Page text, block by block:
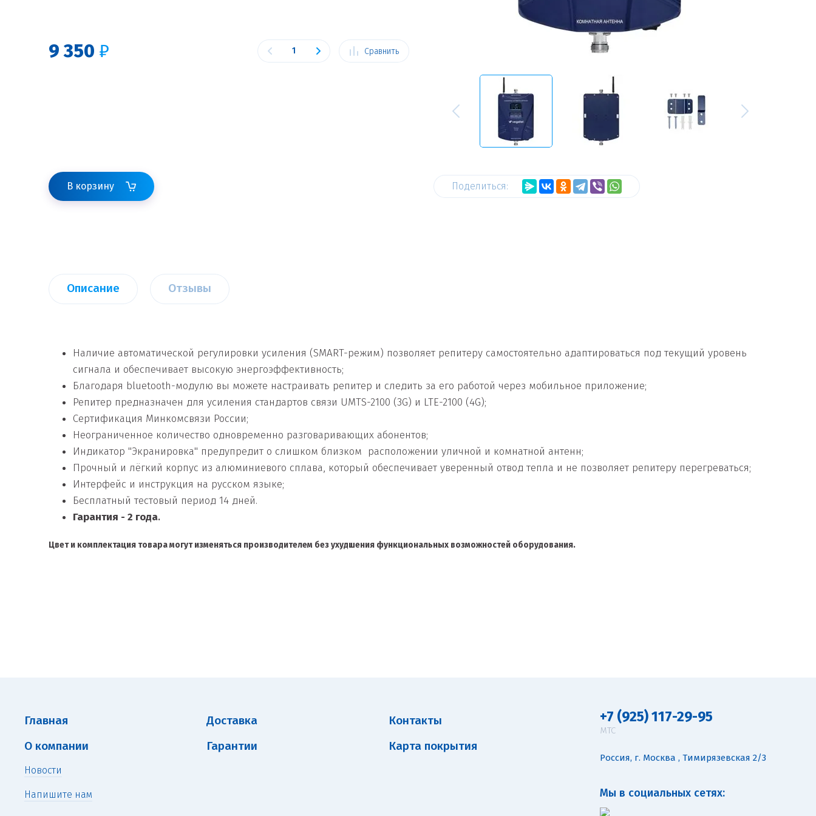
9 350 ₽ Сравнить
В корзину Поделиться:
Описание Отзывы
Наличие автоматической регулировки усиления (SMART-режим) позволяет репитеру самостоятельно адаптироваться под текущий уровень
сигнала и обеспечивает высокую энергоэффективность;
Благодаря bluetooth-модулю вы можете настраивать репитер и следить за его работой через мобильное приложение;
Репитер предназначен для усиления стандартов связи UMTS-2100 (3G) и LTE-2100 (4G);
Сертификация Минкомсвязи России;
Неограниченное количество одновременно разговаривающих абонентов;
Индикатор "Экранировка" предупредит о слишком близком расположении уличной и комнатной антенн;
Прочный и лёгкий корпус из алюминиевого сплава, который обеспечивает уверенный отвод тепла и не позволяет репитеру перегреваться;
Интерфейс и инструкция на русском языке;
Бесплатный тестовый период 14 дней.
Гарантия - 2 года.
Цвет и комплектация товара могут изменяться производителем без ухудшения функциональных возможностей оборудования.
Главная
О компании
Новости
Напишите нам
Доставка
Гарантии
Контакты
Карта покрытия
+7 (925) 117-29-95
МТС
Россия, г. Москва , Тимирязевская 2/3
Мы в социальных сетях: